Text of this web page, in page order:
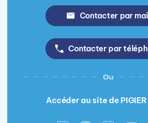
Contacter par
Contacter par
Ou
Accéder au site de PIGIER